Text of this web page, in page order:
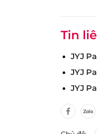
Tin
JYJ
JYJ
JYJ